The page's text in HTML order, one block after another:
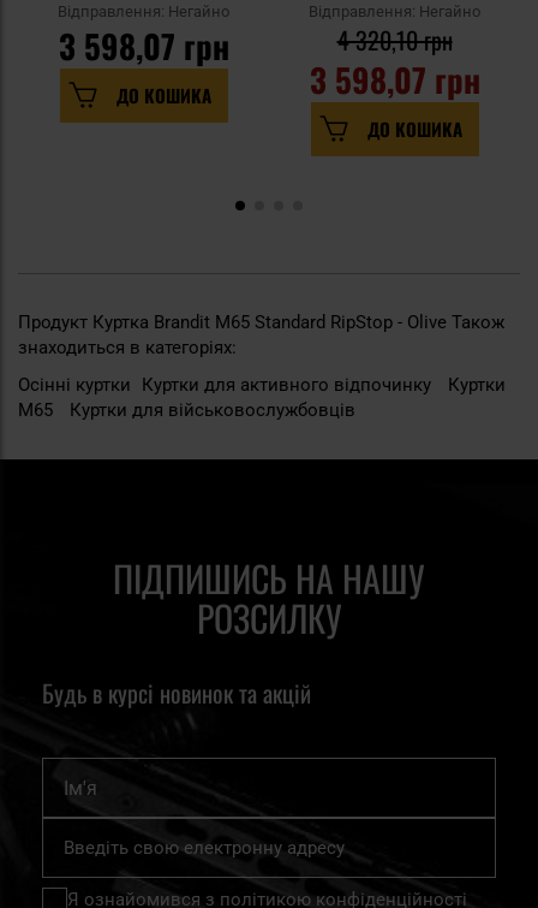
Відправлення: Негайно
3 598,07 грн
ДО КОШИКА
Відправлення: Негайно
3 598,07 грн
4 320,10 грн
ДО КОШИКА
Продукт Куртка Brandit M65 Standard RipStop - Olive Також
знаходиться в категоріях:
Осінні куртки
Куртки для активного відпочинку
Куртки
M65
Куртки для військовослужбовців
ПІДПИШИСЬ НА НАШУ
РОЗСИЛКУ
Будь в курсі новинок та акцій
Підпишіться
нашу
Я ознайомився з політикою конфіденційності